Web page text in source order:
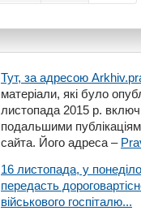
Тут, за адресою
матеріали, які було
листопада 2015 р.
подальшими
сайта. Його адреса –
16 листопада, у
передасть
військового госпіталю...